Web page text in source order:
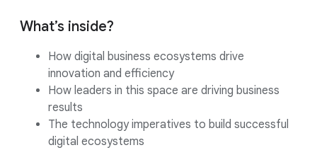
What’s inside?
How digital business ecosystems drive
innovation and efficiency
How leaders in this space are driving business
results
The technology imperatives to build successful
digital ecosystems